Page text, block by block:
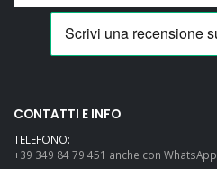
CONTATTI E INFO
TELEFONO:
+39 349 84 79 451 anche con WhatsApp